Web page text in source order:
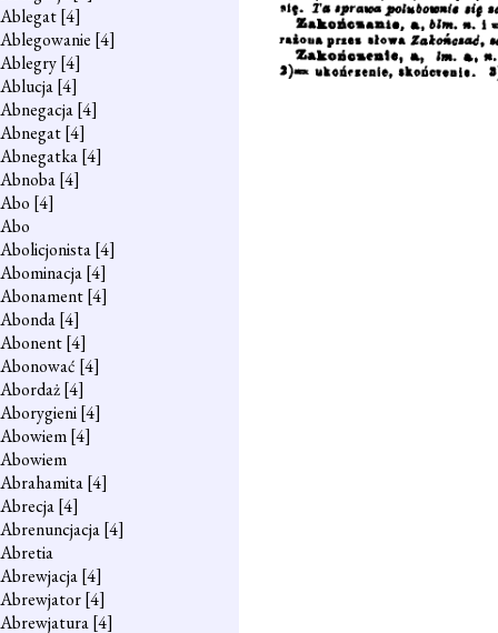
Ablegat[4]
Ablegowanie [4]
Ablegry[4]
Ablucja[4]
Abnegacja[4]
Abnegat[4]
Abnegatka[4]
Abnoba[4]
Abo [4]
Abo
Abolicjonista[4]
Abominacja[4]
Abonament[4]
Abonda[4]
Abonent[4]
Abonować [4]
Abordaż[4]
Aborygieni[4]
Abowiem[4]
Abowiem
Abrahamita[4]
Abrecja[4]
Abrenuncjacja[4]
Abretia
Abrewjacja[4]
Abrewjator[4]
Abrewjatura[4]